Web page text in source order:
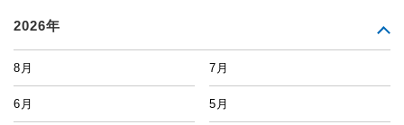
2026年
8月 7月
6月 5月